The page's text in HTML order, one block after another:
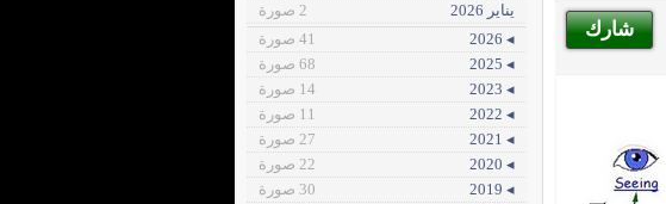
شارك
يناير 2026
2 صورة
◂ 2026
41 صورة
◂ 2025
68 صورة
◂ 2023
14 صورة
◂ 2022
11 صورة
◂ 2021
27 صورة
◂ 2020
22 صورة
◂ 2019
30 صورة